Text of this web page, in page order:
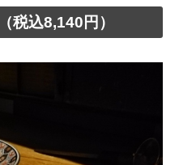
込8,140円）